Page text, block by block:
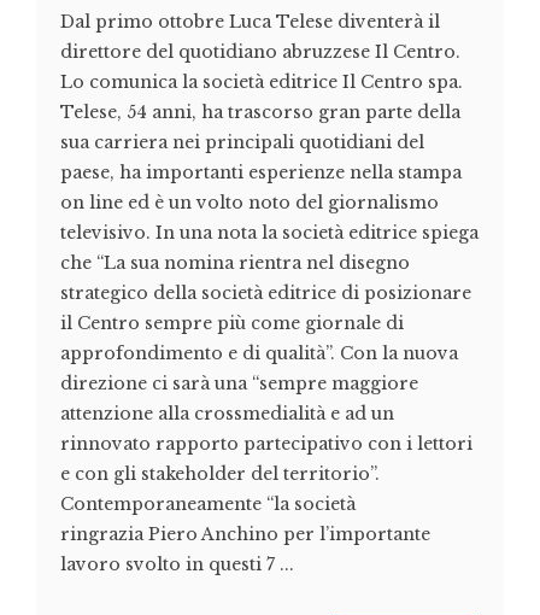
Dal primo ottobre Luca Telese diventerà il
direttore del quotidiano abruzzese Il Centro.
Lo comunica la società editrice Il Centro spa.
Telese, 54 anni, ha trascorso gran parte della
sua carriera nei principali quotidiani del
paese, ha importanti esperienze nella stampa
on line ed è un volto noto del giornalismo
televisivo. In una nota la società editrice spiega
che “La sua nomina rientra nel disegno
strategico della società editrice di posizionare
il Centro sempre più come giornale di
approfondimento e di qualità”. Con la nuova
direzione ci sarà una “sempre maggiore
attenzione alla crossmedialità e ad un
rinnovato rapporto partecipativo con i lettori
e con gli stakeholder del territorio”.
Contemporaneamente “la società
ringrazia Piero Anchino per l’importante
lavoro svolto in questi 7 ...